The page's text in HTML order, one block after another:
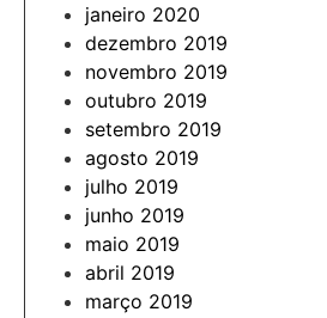
janeiro 2020
dezembro 2019
novembro 2019
outubro 2019
setembro 2019
agosto 2019
julho 2019
junho 2019
maio 2019
abril 2019
março 2019